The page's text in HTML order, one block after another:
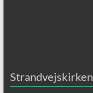
Strandvejskirken